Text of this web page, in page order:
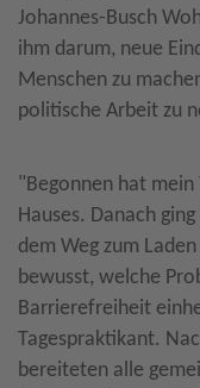
Johannes-Busch
ihm darum, neue
Menschen zu
politische Arbeit zu
"Begonnen hat mein
Hauses. Danach
dem Weg zum
bewusst, welche
Barrierefreiheit
Tagespraktikant.
bereiteten alle